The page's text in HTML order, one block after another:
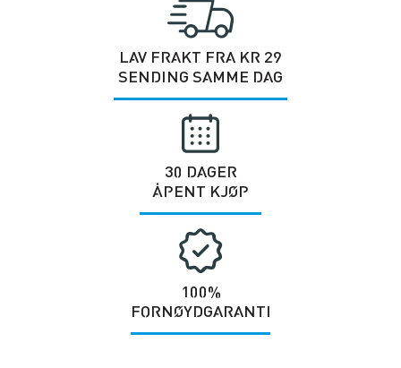
LAV FRAKT FRA KR 29
SENDING SAMME DAG
30 DAGER
ÅPENT KJØP
100%
FORNØYDGARANTI